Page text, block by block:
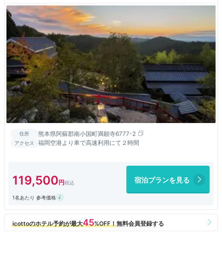
住所 熊本県阿蘇郡南小国町満願寺6777-2
アクセス 福岡空港より車で高速利用にて２時間
119,500 宿泊プランを見る
1名あたり 参考価格